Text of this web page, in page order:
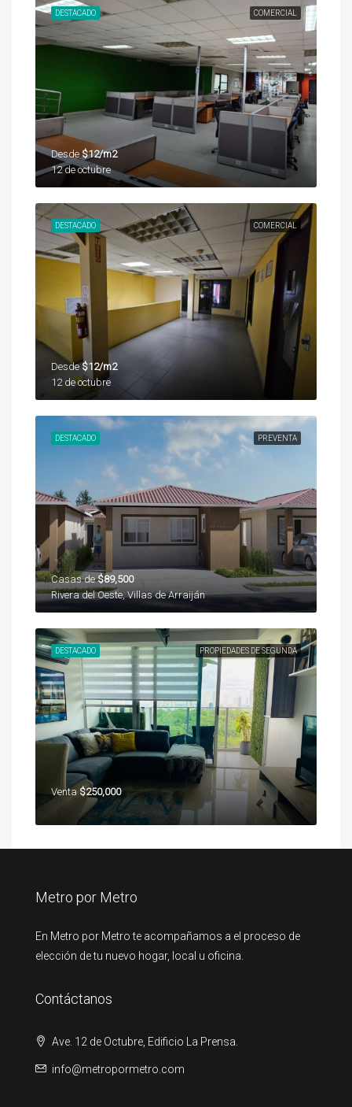
COMERCIAL
DESTACADO
Desde$12/m2
12 de octubre
COMERCIAL
DESTACADO
Desde$12/m2
12 de octubre
PREVENTA
DESTACADO
Casas de$89,500
Rivera del Oeste, Villas de Arraiján
PROPIEDADES DE SEGUNDA
DESTACADO
Venta$250,000
Metro por Metro
En Metro por Metro te acompañamos a el proceso de
elección de tu nuevo hogar, local u oficina.
Contáctanos
Ave. 12 de Octubre, Edificio La Prensa.
info@metropormetro.com